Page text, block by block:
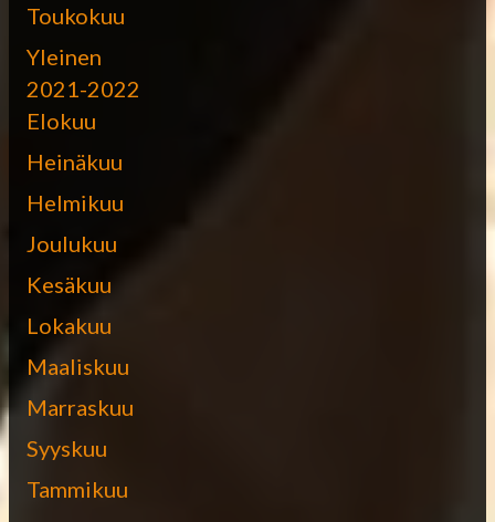
Toukokuu
Yleinen
2021-2022
Elokuu
Heinäkuu
Helmikuu
Joulukuu
Kesäkuu
Lokakuu
Maaliskuu
Marraskuu
Syyskuu
Tammikuu